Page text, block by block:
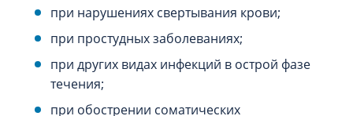
при нарушениях свертывания крови;
при простудных заболеваниях;
при других видах инфекций в острой фазе
течения;
при обострении соматических